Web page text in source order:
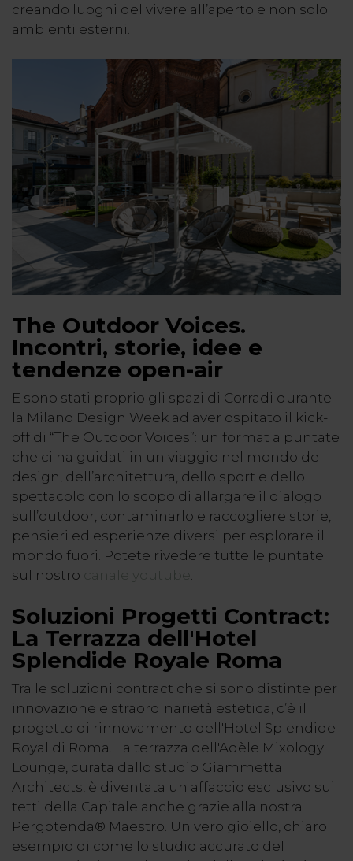
creando luoghi del vivere all’aperto e non solo
ambienti esterni.
The Outdoor Voices.
Incontri, storie, idee e
tendenze open-air
E sono stati proprio gli spazi di Corradi durante
la Milano Design Week ad aver ospitato il kick-
off di “The Outdoor Voices”: un format a puntate
che ci ha guidati in un viaggio nel mondo del
design, dell’architettura, dello sport e dello
spettacolo con lo scopo di allargare il dialogo
sull’outdoor, contaminarlo e raccogliere storie,
pensieri ed esperienze diversi per esplorare il
mondo fuori. Potete rivedere tutte le puntate
sul nostro
canale youtube
Soluzioni Progetti Contract:
La Terrazza dell'Hotel
Splendide Royale Roma
Tra le soluzioni contract che si sono distinte per
innovazione e straordinarietà estetica, c’è il
progetto di rinnovamento dell'Hotel Splendide
Royal di Roma. La terrazza dell'Adèle Mixology
Lounge, curata dallo studio Giammetta
Architects, è diventata un affaccio esclusivo sui
tetti della Capitale anche grazie alla nostra
Pergotenda® Maestro. Un vero gioiello, chiaro
esempio di come lo studio accurato del